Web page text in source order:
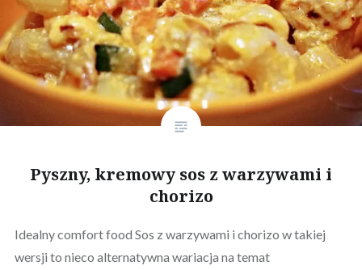
Pyszny, kremowy sos z warzywami i
chorizo
Idealny comfort food Sos z warzywami i chorizo w takiej
wersji to nieco alternatywna wariacja na temat